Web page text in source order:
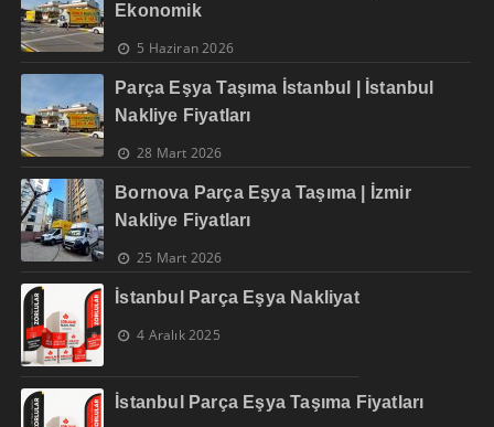
Ekonomik
5 Haziran 2026
Parça Eşya Taşıma İstanbul | İstanbul
Nakliye Fiyatları
28 Mart 2026
Bornova Parça Eşya Taşıma | İzmir
Nakliye Fiyatları
25 Mart 2026
İstanbul Parça Eşya Nakliyat
4 Aralık 2025
İstanbul Parça Eşya Taşıma Fiyatları